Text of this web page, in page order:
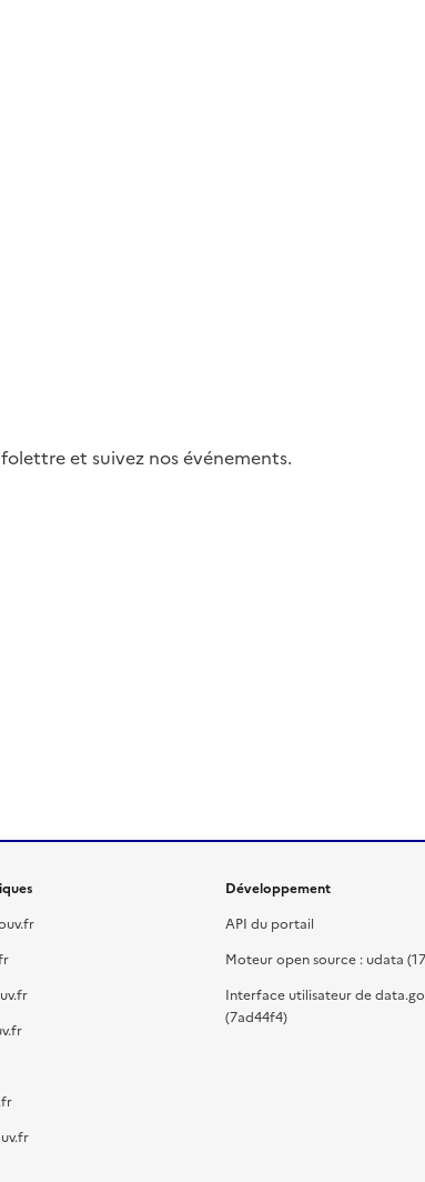
et suivez nos événements.
Développement
API du portail
Moteur open source : udata
Interface utilisateur de
(7ad44f4)